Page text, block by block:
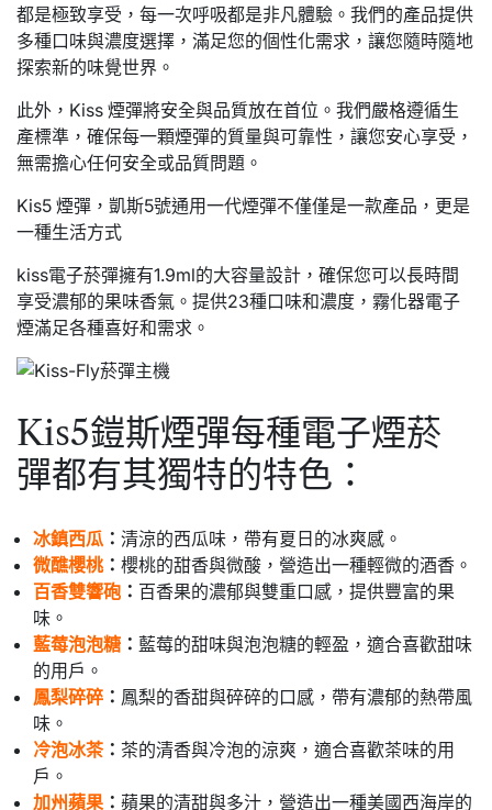
都是極致享受，每一次呼吸都是非凡體驗。我們的產品提供
多種口味與濃度選擇，滿足您的個性化需求，讓您隨時隨地
探索新的味覺世界。
此外，Kiss 煙彈將安全與品質放在首位。我們嚴格遵循生
產標準，確保每一顆煙彈的質量與可靠性，讓您安心享受，
無需擔心任何安全或品質問題。
Kis5 煙彈，凱斯5號通用一代煙彈不僅僅是一款產品，更是
一種生活方式
kiss電子菸彈擁有1.9ml的大容量設計，確保您可以長時間
享受濃郁的果味香氣。提供23種口味和濃度，霧化器電子
煙滿足各種喜好和需求。
Kis5鎧斯煙彈每種電子煙菸
彈都有其獨特的特色：
冰鎮西瓜 ： 清涼的西瓜味，帶有夏日的冰爽感。
微醮櫻桃： 櫻桃的甜香與微酸，營造出一種輕微的酒香。
百香雙響砲 ： 百香果的濃郁與雙重口感，提供豐富的果
味。
藍莓泡泡糖 ： 藍莓的甜味與泡泡糖的輕盈，適合喜歡甜味
的用戶。
鳳梨碎碎 ： 鳳梨的香甜與碎碎的口感，帶有濃郁的熱帶風
味。
冷泡冰茶： 茶的清香與冷泡的涼爽，適合喜歡茶味的用
戶。
加州蘋果 ： 蘋果的清甜與多汁，營造出一種美國西海岸的